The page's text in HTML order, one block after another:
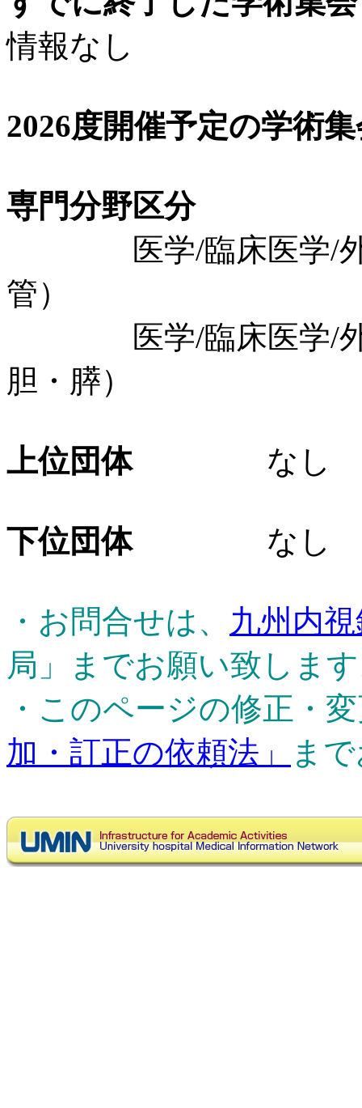
情報なし
2026度開催予定の学術
専門分野区分
医学/臨床医学/外科
管）
医学/臨床医学/外科
胆・膵）
上位団体なし
下位団体なし
・お問合せは、 九州内
局」までお願い致しま
・このページの修正・
加・訂正の依頼法」
ま